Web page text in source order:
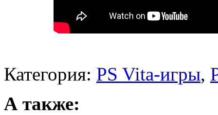
Категория: PS Vita-игры,
А также: